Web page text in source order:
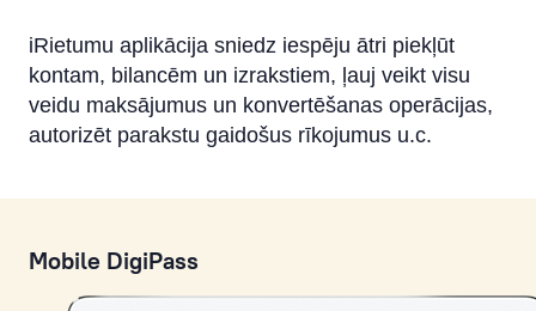
iRietumu aplikācija sniedz iespēju ātri piekļūt
kontam, bilancēm un izrakstiem, ļauj veikt visu
veidu maksājumus un konvertēšanas operācijas,
autorizēt parakstu gaidošus rīkojumus u.c.
Mobile DigiPass